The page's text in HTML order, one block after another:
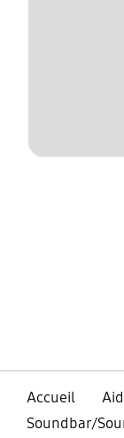
Accueil
Soundbar/